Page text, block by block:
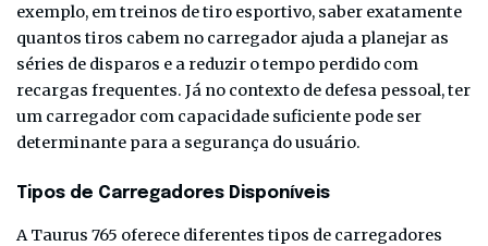
exemplo, em treinos de tiro esportivo, saber exatamente
quantos tiros cabem no carregador ajuda a planejar as
séries de disparos e a reduzir o tempo perdido com
recargas frequentes. Já no contexto de defesa pessoal, ter
um carregador com capacidade suficiente pode ser
determinante para a segurança do usuário.
Tipos de Carregadores Disponíveis
A Taurus 765 oferece diferentes tipos de carregadores